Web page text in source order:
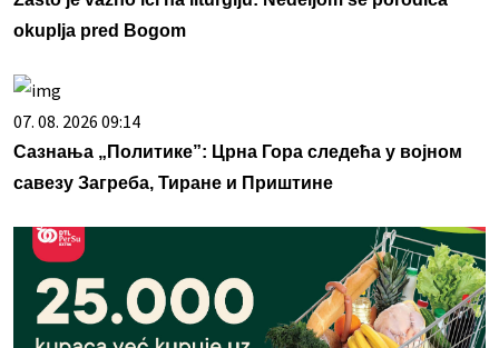
okuplja pred Bogom
07. 08. 2026 09:14
Сазнања „Политике”: Црна Гора следећа у војном
савезу Загреба, Тиране и Приштине